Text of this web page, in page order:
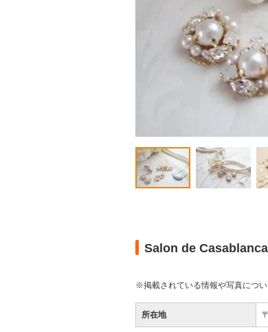
Salon de
※掲載されている情報や写真につ
所在地